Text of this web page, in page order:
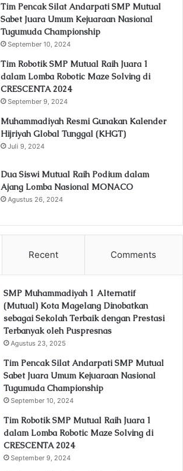
Tim Pencak Silat Andarpati SMP Mutual
Sabet Juara Umum Kejuaraan Nasional
Tugumuda Championship
September 10, 2024
Tim Robotik SMP Mutual Raih Juara 1
dalam Lomba Robotic Maze Solving di
CRESCENTA 2024
September 9, 2024
Muhammadiyah Resmi Gunakan Kalender
Hijriyah Global Tunggal (KHGT)
Juli 9, 2024
Dua Siswi Mutual Raih Podium dalam
Ajang Lomba Nasional MONACO
Agustus 26, 2024
Recent Comments
SMP Muhammadiyah 1 Alternatif
(Mutual) Kota Magelang Dinobatkan
sebagai Sekolah Terbaik dengan Prestasi
Terbanyak oleh Puspresnas
Agustus 23, 2025
Tim Pencak Silat Andarpati SMP Mutual
Sabet Juara Umum Kejuaraan Nasional
Tugumuda Championship
September 10, 2024
Tim Robotik SMP Mutual Raih Juara 1
dalam Lomba Robotic Maze Solving di
CRESCENTA 2024
September 9, 2024